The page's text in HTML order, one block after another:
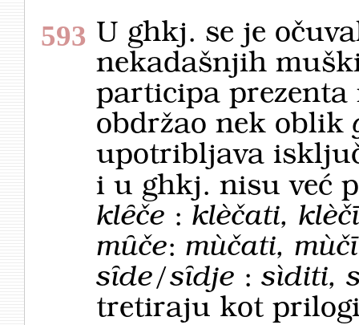
593 U ghkj. se je
nekadašnjih
participa prezenta
obdržao nek oblik
upotribljava
i u ghkj. nisu već
klȇče : klèčati,
mȗče: mùčati,
sȋde/sȋdje : sìditi,
tretiraju kot